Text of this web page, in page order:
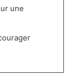
une